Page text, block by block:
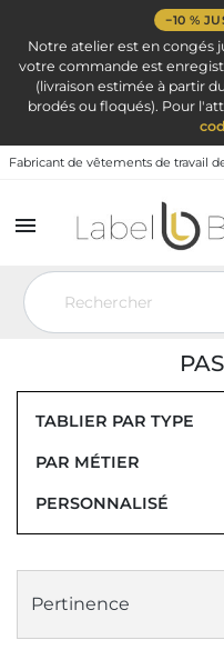
−10 %
Notre atelier est en congés
votre commande est
(livraison estimée à partir
brodés ou floqués). Pour
Fabricant de vêtements de travail

Vêtement de travail
TABLIER DE
POUR CHEF
TABLIER PAR TYPE
PAR MÉTIER
PERSONNALISÉ